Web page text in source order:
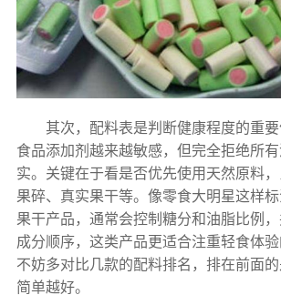
其次，配料表是判断健康程度的重
食品添加剂越来越敏感，但完全拒绝所
实。关键在于看是否优先使用天然原料
果碎、真实果干等。像零食大明星这样标
果干产品，通常会控制糖分和油脂比例
成分顺序，这类产品更适合注重轻食体
不妨多对比几款的配料排名，排在前面
简单越好。